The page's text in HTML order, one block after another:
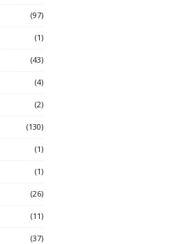
(97)
(1)
(43)
(4)
(2)
(130)
(1)
(1)
(26)
(11)
(37)